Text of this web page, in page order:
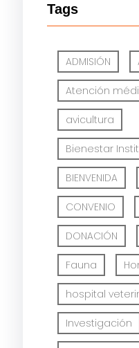
Tags
ADMISIÓN
Atención
avicultura
Bienestar
BIENVENIDA
CONVENIO
DONACIÓN
Fauna
hospital
Investigación